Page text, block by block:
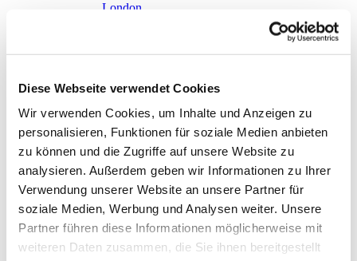
Diese Webseite verwendet Cookies
Wir verwenden Cookies, um Inhalte und Anzeigen zu
personalisieren, Funktionen für soziale Medien anbieten
zu können und die Zugriffe auf unsere Website zu
analysieren. Außerdem geben wir Informationen zu Ihrer
Verwendung unserer Website an unsere Partner für
soziale Medien, Werbung und Analysen weiter. Unsere
Partner führen diese Informationen möglicherweise mit
weiteren Daten zusammen, die Sie ihnen bereitgestellt
London
Planungstool Architekten
Planungstool Architekten
Planungstool Architekten
Ausschreibungstexte
BIM
Videoarchiv